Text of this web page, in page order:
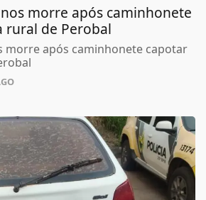
morre após caminhonete
rural de Perobal
morre após caminhonete capotar